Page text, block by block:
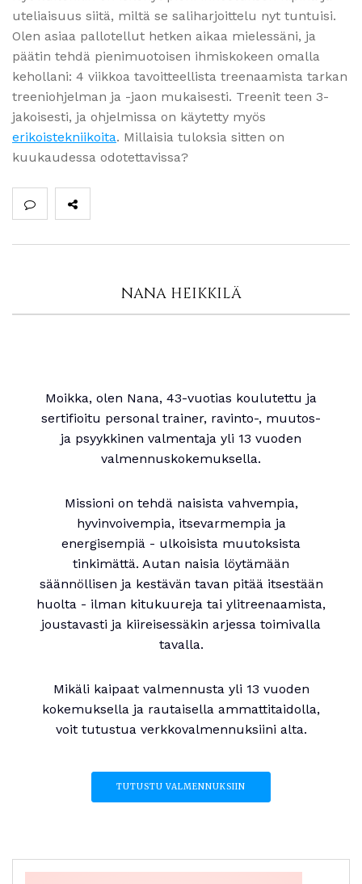
uteliaisuus siitä, miltä se saliharjoittelu nyt tuntuisi.
Olen asiaa pallotellut hetken aikaa mielessäni, ja
päätin tehdä pienimuotoisen ihmiskokeen omalla
kehollani: 4 viikkoa tavoitteellista treenaamista tarkan
treeniohjelman ja -jaon mukaisesti. Treenit teen 3-
jakoisesti, ja ohjelmissa on käytetty myös
erikoistekniikoita. Millaisia tuloksia sitten on
kuukaudessa odotettavissa?
NANA HEIKKILÄ
Moikka, olen Nana, 43-vuotias koulutettu ja
sertifioitu personal trainer, ravinto-, muutos-
ja psyykkinen valmentaja yli 13 vuoden
valmennuskokemuksella.
Missioni on tehdä naisista vahvempia,
hyvinvoivempia, itsevarmempia ja
energisempiä - ulkoisista muutoksista
tinkimättä. Autan naisia löytämään
säännöllisen ja kestävän tavan pitää itsestään
huolta - ilman kitukuureja tai ylitreenaamista,
joustavasti ja kiireisessäkin arjessa toimivalla
tavalla.
Mikäli kaipaat valmennusta yli 13 vuoden
kokemuksella ja rautaisella ammattitaidolla,
voit tutustua verkkovalmennuksiini alta.
TUTUSTU VALMENNUKSIIN